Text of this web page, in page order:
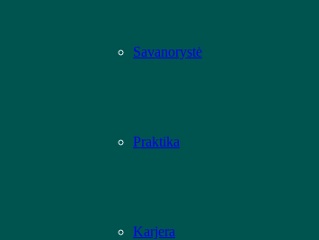
Savanorystė
Praktika
Karjera